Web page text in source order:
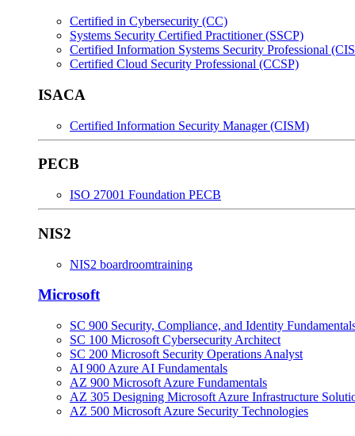
Certified in Cybersecurity (CC)
Systems Security Certified Practitioner (SSCP)
Certified Information Systems Security Professional
Certified Cloud Security Professional (CCSP)
ISACA
Certified Information Security Manager (CISM)
PECB
ISO 27001 Foundation PECB
NIS2
NIS2 boardroomtraining
Microsoft
SC 900 Security, Compliance, and Identity
SC 100 Microsoft Cybersecurity Architect
SC 200 Microsoft Security Operations Analyst
AI 900 Azure AI Fundamentals
AZ 900 Microsoft Azure Fundamentals
AZ 305 Designing Microsoft Azure Infrastructure
AZ 500 Microsoft Azure Security Technologies